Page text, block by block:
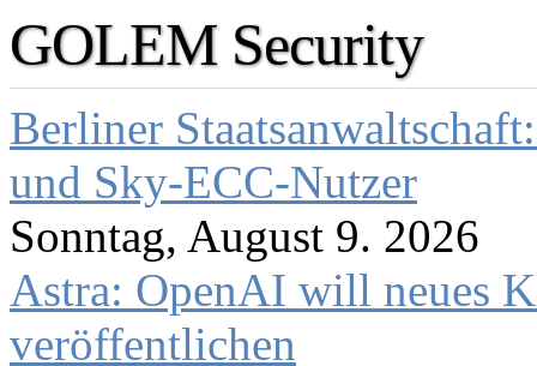
GOLEM Security
Berliner
und Sky-ECC-Nutzer
Sonntag, August 9. 2026
Astra: OpenAI will neues
veröffentlichen